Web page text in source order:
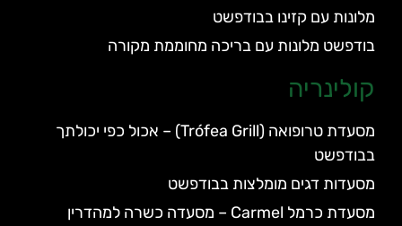
מלונות עם קזינו בבודפשט
בודפשט מלונות עם בריכה מחוממת מקורה
קולינריה
מסעדת טרופואה (Trófea Grill) – אכול כפי יכולתך
בבודפשט
מסעדות דגים מומלצות בבודפשט
מסעדת כרמל Carmel – מסעדה כשרה למהדרין